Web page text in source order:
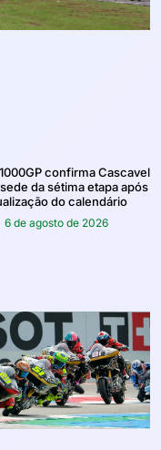
confirma Cascavel
da sétima etapa após
do calendário
6 de agosto de 2026